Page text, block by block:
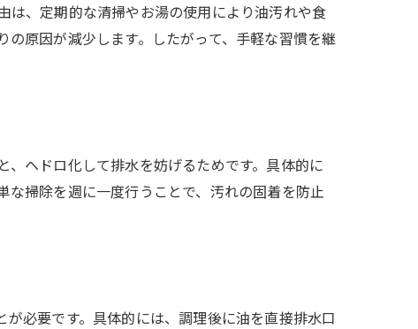
は、定期的な清掃やお湯の使用により油汚れや食
原因が減少します。したがって、手軽な習慣を継
ヘドロ化して排水を妨げるためです。具体的に
掃除を週に一度行うことで、汚れの固着を防止
必要です。具体的には、調理後に油を直接排水口